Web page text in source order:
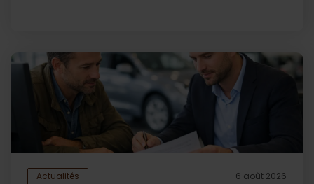
Actualités 6 août 2026